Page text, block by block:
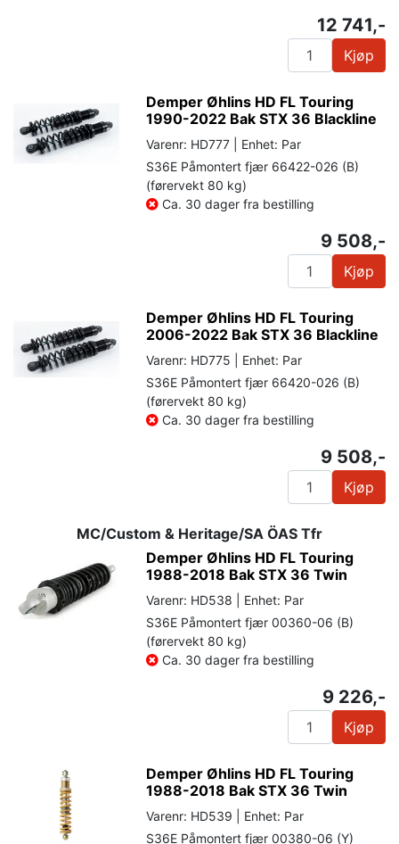
12 741,-
Kjøp
Demper Øhlins HD FL Touring
1990-2022 Bak STX 36 Blackline
Varenr: HD777 | Enhet: Par
S36E Påmontert fjær 66422-026 (B)
(førervekt 80 kg)
Ca. 30 dager fra bestilling
9 508,-
Kjøp
Demper Øhlins HD FL Touring
2006-2022 Bak STX 36 Blackline
Varenr: HD775 | Enhet: Par
S36E Påmontert fjær 66420-026 (B)
(førervekt 80 kg)
Ca. 30 dager fra bestilling
9 508,-
Kjøp
MC/Custom & Heritage/SA ÖAS Tfr
Demper Øhlins HD FL Touring
1988-2018 Bak STX 36 Twin
Varenr: HD538 | Enhet: Par
S36E Påmontert fjær 00360-06 (B)
(førervekt 80 kg)
Ca. 30 dager fra bestilling
9 226,-
Kjøp
Demper Øhlins HD FL Touring
1988-2018 Bak STX 36 Twin
Varenr: HD539 | Enhet: Par
S36E Påmontert fjær 00380-06 (Y)